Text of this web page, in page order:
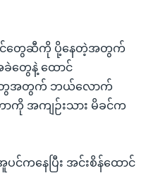
င်တွေဆီကို ပို့နေတဲ့အတွက်
တွေနဲ့ ထောင်
းတွေအတွက် ဘယ်လောက်
ကို အကျဉ်းသား မိခင်က
င်ကနေပြီး အင်းစိန်ထောင်